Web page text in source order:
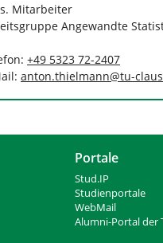
Mitarbeiter
Angewandte
+49 5323 72-2407
anton.thielmann@tu-
Portale
Stud.IP
Studienportale
WebMail
Alumni-Portal der